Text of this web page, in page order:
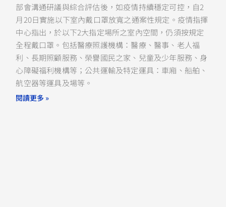
部會溝通研議與綜合評估後，如疫情持續穩定可控，自2
月20日實施以下室內戴口罩放寬之通案性規定。疫情指揮
中心指出，於以下2大指定場所之室內空間，仍須按規定
全程戴口罩。包括醫療照護機構：醫療、醫事、老人福
利、長期照顧服務、榮譽國民之家、兒童及少年服務、身
心障礙福利機構等；公共運輸及特定運具：車廂、船舶、
航空器等運具及場等。
閱讀更多 »